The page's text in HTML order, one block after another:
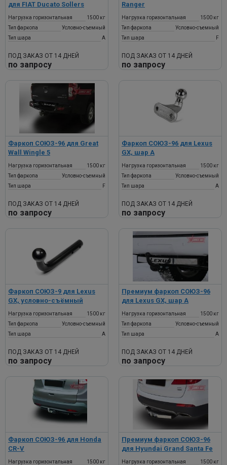
для FIAT Ducato Sollers
Нагрузка горизонтальная
1500 кг
Тип фаркопа
Условно-съемный
Тип шара
A
ПОД ЗАКАЗ ОТ 14 ДНЕЙ
по запросу
Ranger
Нагрузка горизонтальная
1500 кг
Тип фаркопа
Условно-съемный
Тип шара
F
ПОД ЗАКАЗ ОТ 14 ДНЕЙ
по запросу
Фаркоп СОЮЗ-96 для Great
Wall Wingle 5
Нагрузка горизонтальная
1500 кг
Тип фаркопа
Условно-съемный
Тип шара
F
ПОД ЗАКАЗ ОТ 14 ДНЕЙ
по запросу
Фаркоп СОЮЗ-96 для Lexus
GX, шар А
Нагрузка горизонтальная
1500 кг
Тип фаркопа
Условно-съемный
Тип шара
A
ПОД ЗАКАЗ ОТ 14 ДНЕЙ
по запросу
Фаркоп СОЮЗ-9 для Lexus
GX, условно-съёмный
Нагрузка горизонтальная
1500 кг
Тип фаркопа
Условно-съемный
Тип шара
A
ПОД ЗАКАЗ ОТ 14 ДНЕЙ
по запросу
Премиум фаркоп СОЮЗ-96
для Lexus GX, шар А
Нагрузка горизонтальная
1500 кг
Тип фаркопа
Условно-съемный
Тип шара
A
ПОД ЗАКАЗ ОТ 14 ДНЕЙ
по запросу
Фаркоп СОЮЗ-96 для Honda
CR-V
Нагрузка горизонтальная
1500 кг
Премиум фаркоп СОЮЗ-96
для Hyundai Grand Santa Fe
Нагрузка горизонтальная
1500 кг